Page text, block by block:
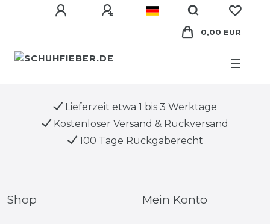
0,00 EUR
☰
Lieferzeit etwa 1 bis 3 Werktage
Kostenloser Versand & Rückversand
100 Tage Rückgaberecht
Shop Mein Konto